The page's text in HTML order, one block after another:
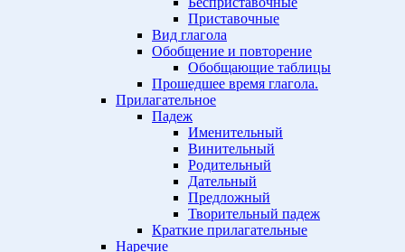
Приставочные
Вид глагола
Обобщение и повторение
Обобщающие таблицы
Прошедшее время глагола.
Прилагательное
Падеж
Именительный
Винительный
Родительный
Дательный
Предложный
Творительный падеж
Краткие прилагательные
Наречие